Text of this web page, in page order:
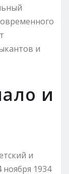
и
и
и
ноября 1934